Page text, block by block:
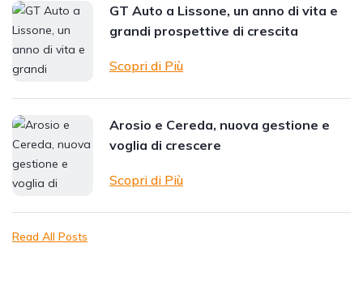
GT Auto a Lissone, un anno di vita e
grandi prospettive di crescita
Scopri di Più
Arosio e Cereda, nuova gestione e
voglia di crescere
Scopri di Più
Read All Posts